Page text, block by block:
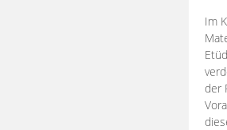
Im
der